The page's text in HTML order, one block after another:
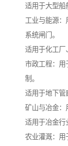
适用于大型船
工业与能源：
系统闸门。
适用于化工厂
市政工程：用
制。
适用于地下管
矿山与冶金：
适用于冶金行
农业灌溉：用